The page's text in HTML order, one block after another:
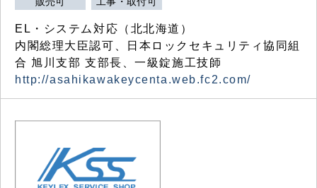
EL・システム対応（北北海道）
内閣総理大臣認可、日本ロックセキュリティ協同組
合 旭川支部 支部長、一級錠施工技師
http://asahikawakeycenta.web.fc2.com/